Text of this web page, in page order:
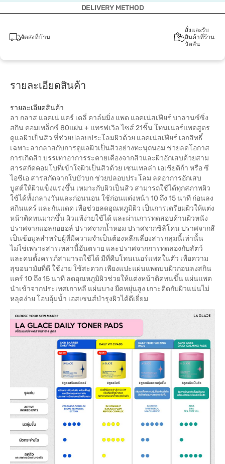
DELIVERY METHOD
จัดส่งที่บ้าน
สั่งและรับ
สินค้าที่ร้าน
วัตสัน
รายละเอียดสินค้า
รายละเอียดสินค้า
ลา กลาส แอคเน่ แคร์ เดลี่ คาล์มมิ่ง แพด แอคเน่สเฟียร์ บาลานซ์ซิ่ง
สกิน คอมเพล็กซ์ 80แผ่น + แทรฟเวิล ไซส์ 21ชิ้น โทนเนอร์แพดสูตร
ดูแลผิวเป็นสิว ที่ช่วยปลอบประโลมผิวด้วย แอคเน่สเฟียร์ เอกสิทธิ์
เฉพาะลากลาสกับการดูแลผิวเป็นสิวอย่างทะนุถนอม ช่วยลดโอกาส
การเกิดสิว บรรเทาอาการระคายเคืองจากสิวและผิวอักเสบด้วยสาม
สารสกัดคอมโบที่เข้าใจผิวเป็นสิวด้วย เซนเทลล่า เอเชียติก้า หรือ ซี
ไอซีเอ สารสกัดจากใบบัวบก ช่วยปลอบประโลม ลดอาการอักเสบ
บูสต์ให้ผิวแข็งแรงขึ้น เหมาะกับผิวเป็นสิว สามารถใช้ได้ทุกสภาพผิว
ใช้ได้ทั้งกลางวันและก่อนนอน ใช้ก่อนแต่งหน้า 10 ถึง 15 นาที ก่อนลง
สกินแคร์ และกันแดด เพื่อช่วยลดอุณหภูมิผิว เป็นการเตรียมผิวให้แต่ง
หน้าติดทนมากขึ้น ผิวแพ้ง่ายใช้ได้ และผ่านการทดสอบด้านผิวหนัง
ปราศจากแอลกอฮอล์ ปราศจากน้ำหอม ปราศจากซิลิโคน ปราศจากสี
เป็นข้อมูลสำหรับผู้ที่มีความจำเป็นต้องหลีกเลี่ยงสารกลุ่มนี้เท่านั้น
ไม่ใช่เพราะสารเหล่านี้อันตราย และปราศจากการทดลองกับสัตว์
และคนตั้งครรภ์สามารถใช้ได้ มีที่คีบโทนเนอร์แพดในตัว เพื่อความ
สุขอนามัยที่ดี ใช้ง่าย ใช้สะดวก เพียงแปะแผ่นแพดบนผิวก่อนลงสกิน
แคร์ 10 ถึง 15 นาที ลดอุณหภูมิผิวช่วยให้แต่งหน้าติดทนขึ้น แผ่นแพด
นำเข้าจากประเทศเกาหลี แผ่นบาง ยืดหยุ่นสูง เกาะติดกับผิวแน่นไม่
หลุดง่าย โอบอุ้มน้ำ เอสเซนส์บำรุงผิวได้ดีเยี่ยม